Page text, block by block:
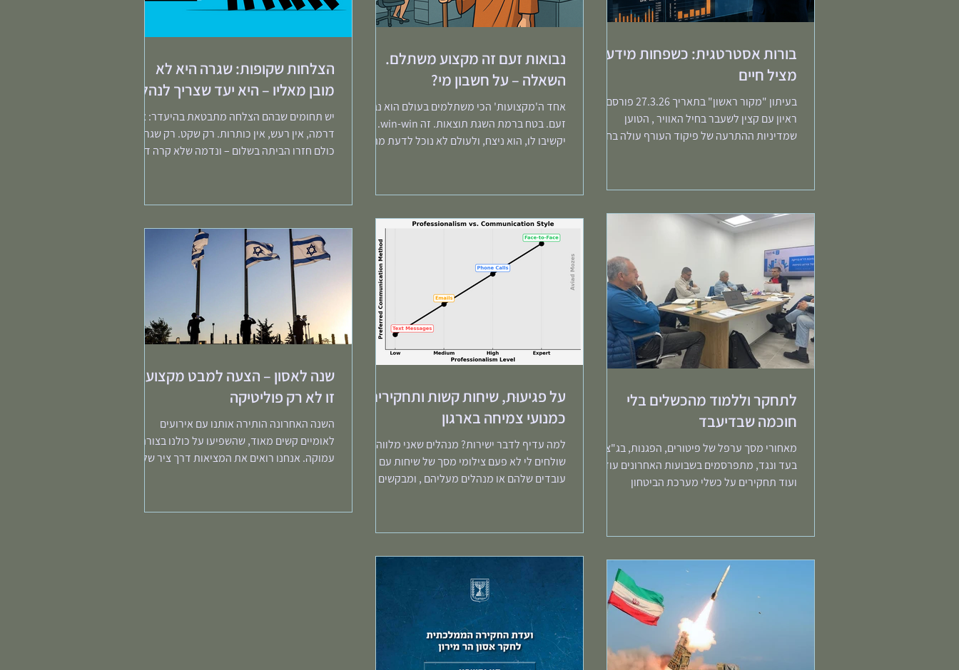
בורות אסטרטגית: כשפחות מידע
מציל חיים
בעיתון "מקור ראשון" בתאריך 27.3.26 פורסם
ראיון עם קצין לשעבר בחיל האוויר , הטוען
שמדיניות ההתרעה של פיקוד העורף עולה בחיי
יאפשר לאנשים לקבל החלטות טובות יותר עבור
יפתח אפליקציות שינגישו את זה. יש בטענה הזו
היגיון שרובינו חשים בו. איך יכול להיות שלירי
מלבנון ומאיראן יש לעיתים אותו זמן התרעה?
המסקנה של המרואיין היא מעבר למודל של "שוק
חופשי" של הנגשת כל המידע
נבואות זעם זה מקצוע משתלם.
השאלה – על חשבון מי?
אחד ה'מקצועות' הכי משתלמים בעולם הוא נביא
זעם. בטח ברמת השגת תוצאות. זה win-win. אם
יקשיבו לו, הוא ניצח, ולעולם לא נוכל לדעת מה
הצלחות שקופות: שגרה היא לא
מובן מאליו – היא יעד שצריך לנהל
יש תחומים שבהם הצלחה מתבטאת בהיעדר: אין
דרמה, אין רעש, אין כותרות. רק שקט. רק שגרה.
כולם חזרו הביתה בשלום – ונדמה שלא קרה דבר,
לתחקר וללמוד מהכשלים בלי
חוכמה שבדיעבד
מאחורי מסך ערפל של פיטורים, הפגנות, בג"צים,
בעד ונגד, מתפרסמים בשבועות האחרונים עוד
ועוד תחקירים על כשלי מערכת הביטחון
על פגיעוּת, שיחות קשות ותחקירים
כמנועי צמיחה בארגון
למה עדיף לדבר ישירות? מנהלים שאני מלווה
שולחים לי לא פעם צילומי מסך של שיחות עם
עובדים שלהם או מנהלים מעליהם , ומבקשים
שנה לאסון – הצעה למבט מקצועי.
זו לא רק פוליטיקה
השנה האחרונה הותירה אותנו עם אירועים
לאומיים קשים מאוד, שהשפיעו על כולנו בצורה
עמוקה. אנחנו רואים את המציאות דרך ציר של